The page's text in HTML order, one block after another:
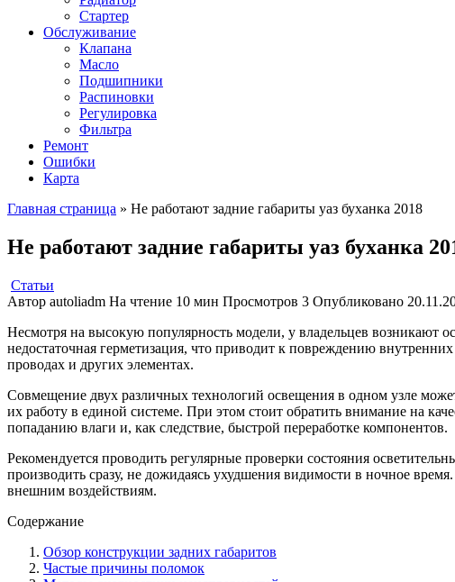
Стартер
Обслуживание
Клапана
Масло
Подшипники
Распиновки
Регулировка
Фильтра
Ремонт
Ошибки
Карта
Главная страница » Не работают задние габариты уаз буханка 2018
Не работают задние габариты уаз буханка
Статьи
Автор autoliadm На чтение 10 мин Просмотров 3 Опубликовано
Несмотря на высокую популярность модели, у владельцев возникают
недостаточная герметизация, что приводит к повреждению
проводах и других элементах.
Совмещение двух различных технологий освещения в одном узле
их работу в единой системе. При этом стоит обратить внимание на
попаданию влаги и, как следствие, быстрой переработке компонентов.
Рекомендуется проводить регулярные проверки состояния
производить сразу, не дожидаясь ухудшения видимости в ночное
внешним воздействиям.
Содержание
Обзор конструкции задних габаритов
Частые причины поломок